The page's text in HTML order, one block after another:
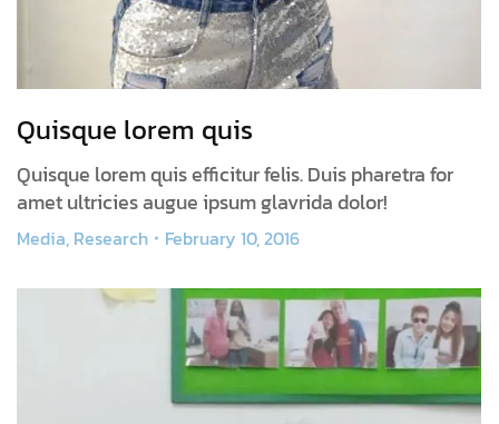
Quisque lorem quis
Quisque lorem quis efficitur felis. Duis pharetra for
amet ultricies augue ipsum glavrida dolor!
Media, Research February 10, 2016